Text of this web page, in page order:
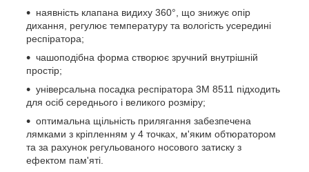
наявність клапана видиху 360°, що знижує опір
дихання, регулює температуру та вологість усередині
респіратора;
чашоподібна форма створює зручний внутрішній
простір;
універсальна посадка респіратора 3М 8511 підходить
для осіб середнього і великого розміру;
оптимальна щільність прилягання забезпечена
лямками з кріпленням у 4 точках, м'яким обтюратором
та за рахунок регульованого носового затиску з
ефектом пам'яті.